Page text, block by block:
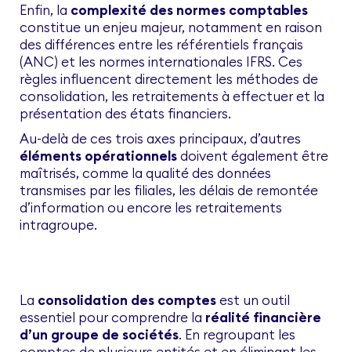
Enfin, la complexité des normes comptables
constitue un enjeu majeur, notamment en raison
des différences entre les référentiels français
(ANC) et les normes internationales IFRS. Ces
règles influencent directement les méthodes de
consolidation, les retraitements à effectuer et la
présentation des états financiers.
Au-delà de ces trois axes principaux, d’autres
éléments opérationnelsdoivent également être
maîtrisés, comme la qualité des données
transmises par les filiales, les délais de remontée
d’information ou encore les retraitements
intragroupe.
La consolidation des comptesest un outil
essentiel pour comprendre la réalité financière
d’un groupe de sociétés. En regroupant les